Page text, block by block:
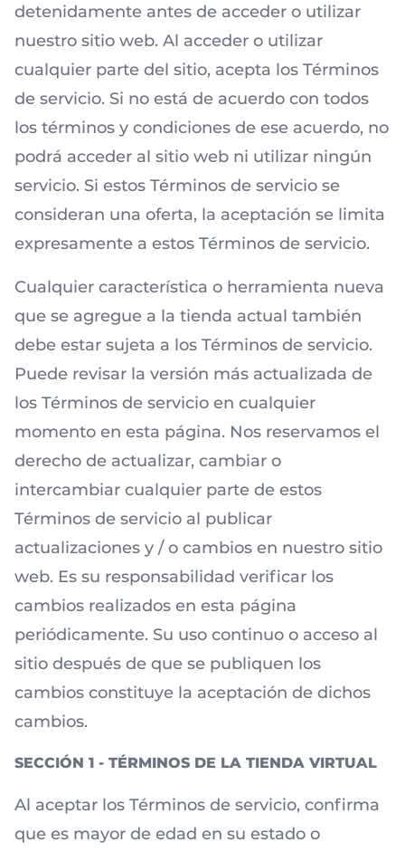
detenidamente antes de acceder o utilizar
nuestro sitio web. Al acceder o utilizar
cualquier parte del sitio, acepta los Términos
de servicio. Si no está de acuerdo con todos
los términos y condiciones de ese acuerdo, no
podrá acceder al sitio web ni utilizar ningún
servicio. Si estos Términos de servicio se
consideran una oferta, la aceptación se limita
expresamente a estos Términos de servicio.
Cualquier característica o herramienta nueva
que se agregue a la tienda actual también
debe estar sujeta a los Términos de servicio.
Puede revisar la versión más actualizada de
los Términos de servicio en cualquier
momento en esta página. Nos reservamos el
derecho de actualizar, cambiar o
intercambiar cualquier parte de estos
Términos de servicio al publicar
actualizaciones y / o cambios en nuestro sitio
web. Es su responsabilidad verificar los
cambios realizados en esta página
periódicamente. Su uso continuo o acceso al
sitio después de que se publiquen los
cambios constituye la aceptación de dichos
cambios.
SECCIÓN 1 - TÉRMINOS DE LA TIENDA VIRTUAL
Al aceptar los Términos de servicio, confirma
que es mayor de edad en su estado o